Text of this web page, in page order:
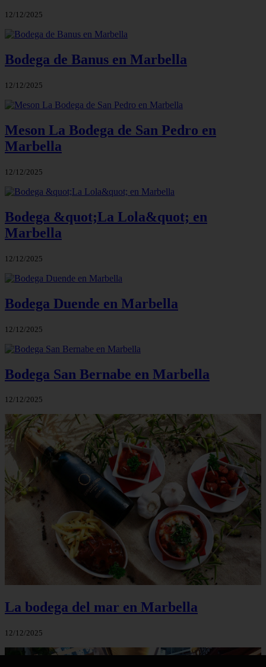
12/12/2025
Bodega de Banus en Marbella
12/12/2025
Meson La Bodega de San Pedro en
Marbella
12/12/2025
Bodega &quot;La Lola&quot; en
Marbella
12/12/2025
Bodega Duende en Marbella
12/12/2025
Bodega San Bernabe en Marbella
12/12/2025
La bodega del mar en Marbella
12/12/2025